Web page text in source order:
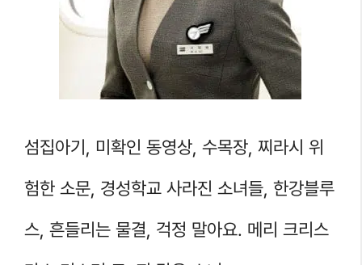
섬집아기, 미확인 동영상, 수목장, 찌라시 위
험한 소문, 경성학교 사라진 소녀들, 한강블루
스, 흔들리는 물결, 걱정 말아요. 메리 크리스